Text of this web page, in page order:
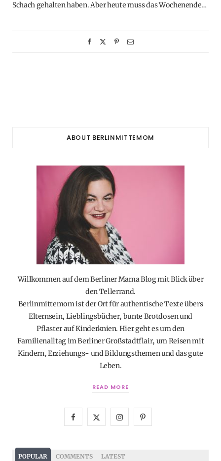
Schach gehalten haben. Aber heute muss das Wochenende…
ABOUT BERLINMITTEMOM
Willkommen auf dem Berliner Mama Blog mit Blick über
den Tellerrand.
Berlinmittemom ist der Ort für authentische Texte übers
Elternsein, Lieblingsbücher, bunte Brotdosen und
Pflaster auf Kinderknien. Hier geht es um den
Familienalltag im Berliner Großstadtflair, um Reisen mit
Kindern, Erziehungs- und Bildungsthemen und das gute
Leben.
READ MORE
c
T
I
s
P
POPULAR COMMENTS LATEST